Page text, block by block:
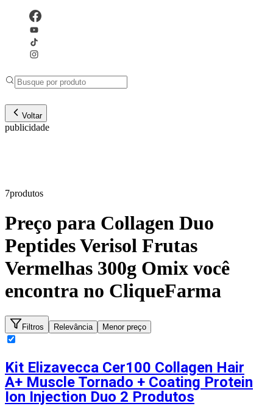
Voltar
publicidade
7produtos
Preço para Collagen Duo
Peptides Verisol Frutas
Vermelhas 300g Omix você
encontra no CliqueFarma
Filtros Relevância Menor preço
Kit Elizavecca Cer100 Collagen Hair
A+ Muscle Tornado + Coating Protein
Ion Injection Duo 2 Produtos